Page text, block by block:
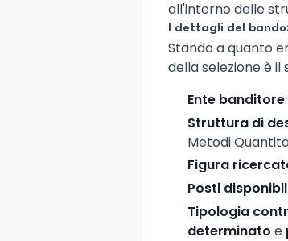
all'interno delle
I dettagli del
Stando a quanto
della selezione è il
Ente banditore
Struttura di
Metodi
Figura
Posti
Tipologia
determinato e